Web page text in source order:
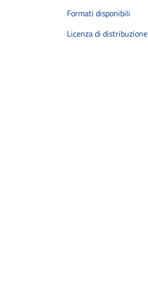
Formati disponibili
Licenza di distribuzione